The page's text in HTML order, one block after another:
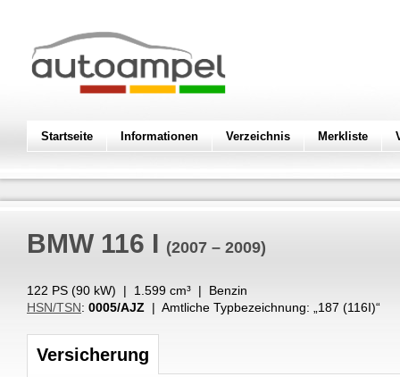
Startseite Informationen Verzeichnis Merkliste
BMW 116 I (2007 – 2009)
122 PS (90 kW) | 1.599 cm³ | Benzin
HSN/TSN: 0005/AJZ | Amtliche Typbezeichnung: „ 187 (116I)“
Versicherung